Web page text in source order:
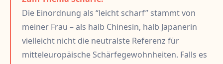
Die Einordnung als “leicht scharf” stammt von
meiner Frau – als halb Chinesin, halb Japanerin
vielleicht nicht die neutralste Referenz für
mitteleuropäische Schärfegewohnheiten. Falls es